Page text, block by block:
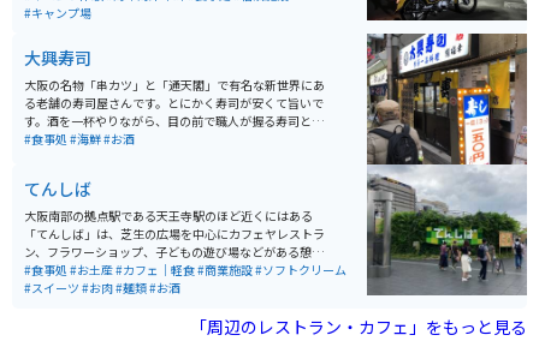
くくはなっていますが、休日など大型車両がない日は道
#キャンプ場
大興寿司
大阪の名物「串カツ」と「通天閣」で有名な新世界にあ
る老舗の寿司屋さんです。とにかく寿司が安くて旨いで
す。酒を一杯やりながら、目の前で職人が握る寿司と昭
和の風情漂う店の雰囲気と相まって、とってもいい感じ
#食事処 #海鮮#お酒
てんしば
大阪南部の拠点駅である天王寺駅のほど近くにはある
「てんしば」は、芝生の広場を中心にカフェヤレストラ
ン、フラワーショップ、子どもの遊び場などがある憩い
のスペースです。「てんしば」からは天王寺動物園にも
ほど近く、親子連れやカップルにも大人気です。また、
いていける距離にありますので、遊んで、観て、食べて
#食事処 #お土産#カフェ｜軽食#商業施設#ソフトクリーム
#スイーツ #お肉#麺類#お酒
「周辺のレストラン・カフェ」をもっと見る